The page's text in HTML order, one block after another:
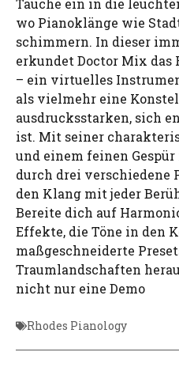
Tauche ein in die
wo Pianoklänge wie
schimmern. In dieser
erkundet Doctor Mix das
– ein virtuelles
als vielmehr eine
ausdrucksstarken, sich
ist. Mit seiner
und einem feinen
durch drei verschiedene
den Klang mit jeder
Bereite dich auf
Effekte, die Töne in den
maßgeschneiderte
Traumlandschaften
nicht nur eine Demo
Rhodes Pianology